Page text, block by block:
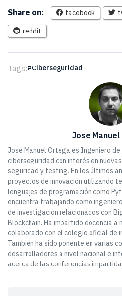
Share on: facebook
reddit
Tags: Ciberseguridad
Jose
José Manuel Ortega es Ingeniero
ciberseguridad con interés en
seguridad y testing. En los últimos
proyectos de innovación utilizando
lenguajes de programación como
encuentra trabajando como
de investigación relacionados con
Blockchain. Ha impartido docencia a
colaborado con el colegio oficial de
También ha sido ponente en varias
desarrolladores a nivel nacional e
acerca de las conferencias